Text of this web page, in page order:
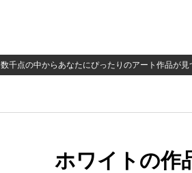
数千点の中からあなたにぴったりのアート作品が見
ホワイトの作